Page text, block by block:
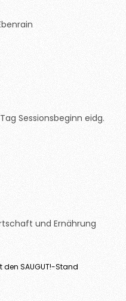
Sessionsbeginn eidg.
und Ernährung
SAUGUT!-Stand